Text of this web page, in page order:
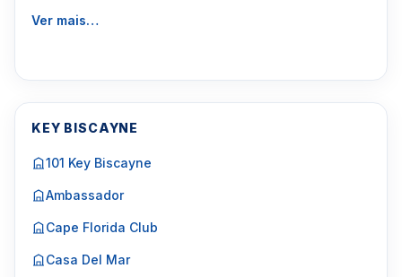
Ver mais…
KEY BISCAYNE
101 Key Biscayne
Ambassador
Cape Florida Club
Casa Del Mar